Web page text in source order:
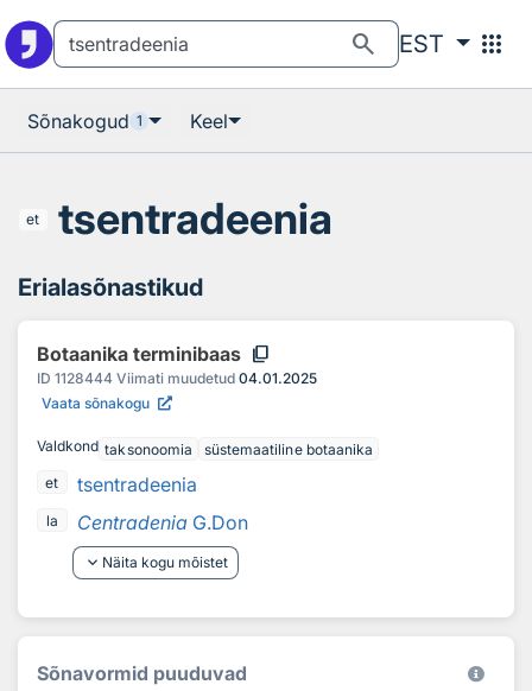
search EST apps
Sõnakogud 1 Keel
et tsentradeenia
Erialasõnastikud
Botaanika terminibaas content_copy
ID 1128444 Viimati muudetud 04.01.2025
Vaata sõnakogu
Valdkond taksonoomia
süstemaatiline botaanika
et
tsentradeenia
la Centradenia G.Don
keyboard_arrow_down Näita kogu mõistet
Sõnavormid puuduvad